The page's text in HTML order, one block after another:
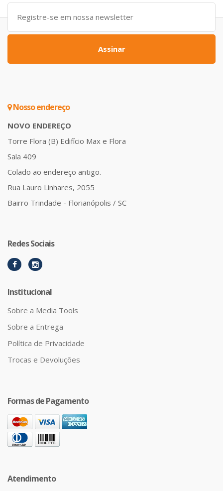
Assinar
Nosso endereço
NOVO ENDEREÇO
Torre Flora (B) Edifício Max e Flora
Sala 409
Colado ao endereço antigo.
Rua Lauro Linhares, 2055
Bairro Trindade - Florianópolis / SC
Redes Sociais
Institucional
Sobre a Media Tools
Sobre a Entrega
Política de Privacidade
Trocas e Devoluções
Formas de Pagamento
Atendimento